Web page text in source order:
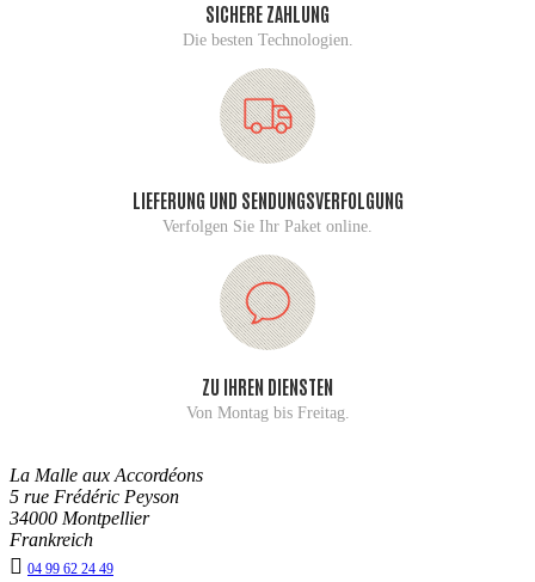
SICHERE ZAHLUNG
Die besten Technologien.
LIEFERUNG UND SENDUNGSVERFOLGUNG
Verfolgen Sie Ihr Paket online.
ZU IHREN DIENSTEN
Von Montag bis Freitag.
La Malle aux Accordéons
5 rue Frédéric Peyson
34000 Montpellier
Frankreich
 04 99 62 24 49